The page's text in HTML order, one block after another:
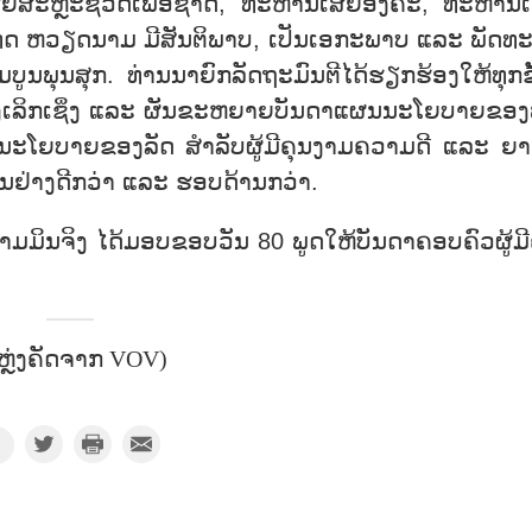
ຫວຽດນາມ ມີສັນຕິພາບ, ເປັນເອກະພາບ ແລະ ພັດທ
ນພຸນສຸກ. ທ່ານນາຍົກລັດຖະມົນຕີໄດ້ຮຽກຮ້ອງໃຫ້ທຸກ
ກເຊິ່ງ ແລະ ຜັນຂະຫຍາຍບັນດາແຜນນະໂຍບາຍຂອ
ໂຍບາຍຂອງລັດ ສຳລັບຜູ້ມີຄຸນງາມຄວາມດີ ແລະ ຍ
າງດີກວ່າ ແລະ ຮອບດ້ານກວ່າ.
ມມິນຈິງ ໄດ້ມອບຂອບວັນ 80 ພູດໃຫ້ບັນດາຄອບຄົວຜູ້
ງຄັດຈາກ VOV)